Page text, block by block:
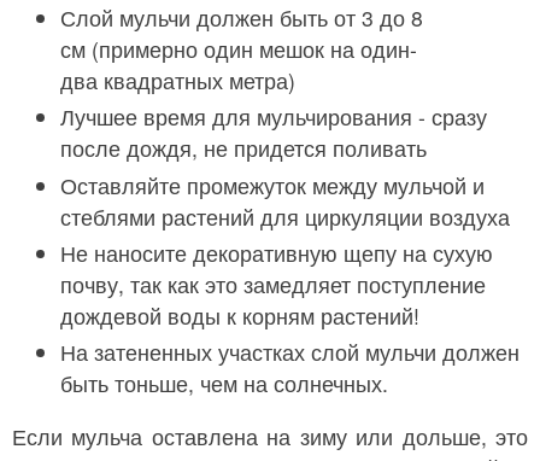
Слой мульчи должен быть от 3 до 8
см (примерно один мешок на один-
два квадратных метра)
Лучшее время для мульчирования - сразу
после дождя, не придется поливать
Оставляйте промежуток между мульчой и
стеблями растений для циркуляции воздуха
Не наносите декоративную щепу на сухую
почву, так как это замедляет поступление
дождевой воды к корням растений!
На затененных участках слой мульчи должен
быть тоньше, чем на солнечных.
Если мульча оставлена на зиму или дольше, это